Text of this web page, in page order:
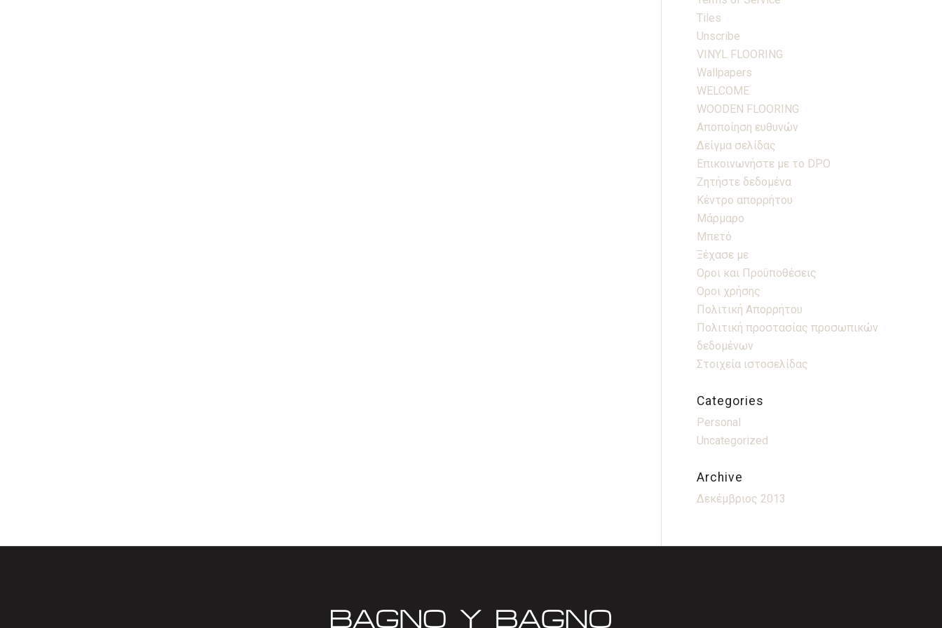
Tiles
Unscribe
VINYL FLOORING
Wallpapers
WELCOME
WOODEN FLOORING
Αποποίηση ευθυνών
Δείγμα σελίδας
Επικοινωνήστε με το DPO
Ζητήστε δεδομένα
Κέντρο απορρήτου
Μάρμαρο
Μπετό
Ξέχασε με
Οροι και Προϋποθέσεις
Οροι χρήσης
Πολιτική Απορρήτου
Πολιτική προστασίας προσωπικών
δεδομένων
Στοιχεία ιστοσελίδας
Categories
Personal
Uncategorized
Archive
Δεκέμβριος 2013